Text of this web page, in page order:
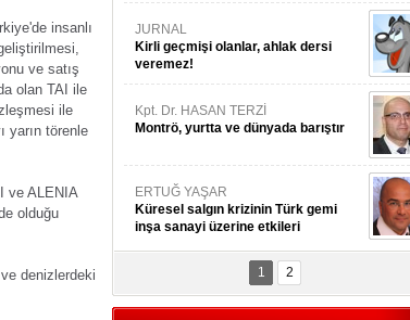
insanlı
ve satış
olan TAI ile
ile
yarın törenle
ve ALENIA
olduğu
denizlerdeki
JURNAL
Kirli geçmişi olanlar, ahlak dersi
veremez!
Kpt. Dr. HASAN TERZİ
Montrö, yurtta ve dünyada barıştır
ERTUĞ YAŞAR
Küresel salgın krizinin Türk gemi
inşa sanayi üzerine etkileri
Kpt. MESUT AZMİ GÖKSOY
ithafen...
1 2